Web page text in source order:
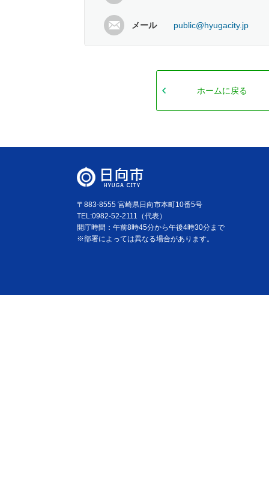
メール public@hyugacity.jp
ホームに戻る
〒883-8555 宮崎県日向市本町10番5号
TEL:0982-52-2111（代表）
開庁時間：午前8時45分から午後4時30分まで
※部署によっては異なる場合があります。